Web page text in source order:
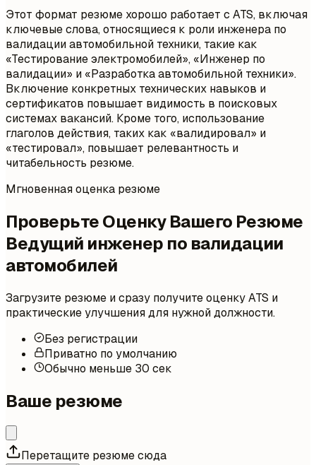
Этот формат резюме хорошо работает с ATS, включая
ключевые слова, относящиеся к роли инженера по
валидации автомобильной техники, такие как
«Тестирование электромобилей», «Инженер по
валидации» и «Разработка автомобильной техники».
Включение конкретных технических навыков и
сертификатов повышает видимость в поисковых
системах вакансий. Кроме того, использование
глаголов действия, таких как «валидировал» и
«тестировал», повышает релевантность и
читабельность резюме.
Мгновенная оценка резюме
Проверьте Оценку Вашего Резюме
Ведущий инженер по валидации
автомобилей
Загрузите резюме и сразу получите оценку ATS и
практические улучшения для нужной должности.
Без регистрации
Приватно по умолчанию
Обычно меньше 30 сек
Ваше резюме
Перетащите резюме сюда